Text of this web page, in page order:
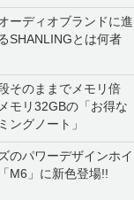
ーディオブランドに進
SHANLINGとは何者
そのままでメモリ倍
モリ32GBの「お得な
ングノート」
のパワーデザインホイ
M6」に新色登場!!